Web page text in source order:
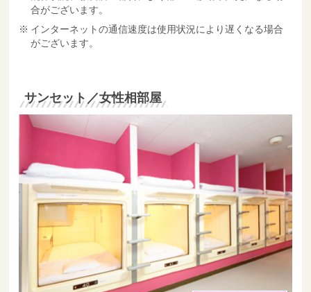
合がございます。
インターネットの通信速度は使用状況により遅くなる場合
がございます。
サンセット／女性相部屋